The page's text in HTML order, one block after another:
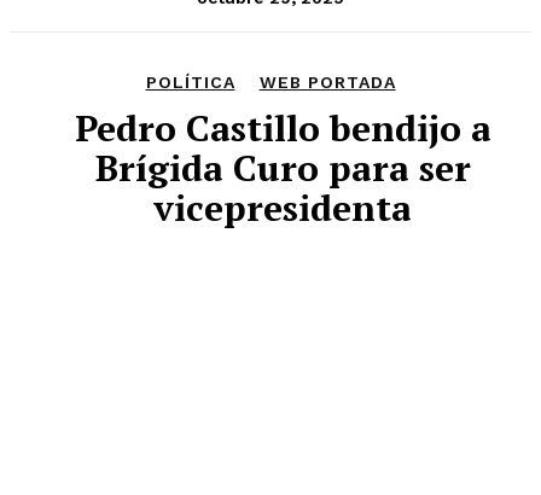
POLÍTICA WEB PORTADA
Pedro Castillo bendijo a
Brígida Curo para ser
vicepresidenta